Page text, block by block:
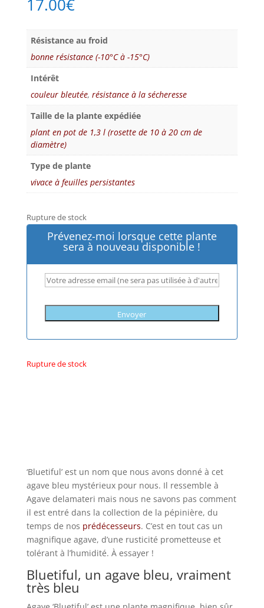
17.00€
Résistance au froid
bonne résistance (-10°C à -15°C)
Intérêt
couleur bleutée, résistance à la sécheresse
Taille de la plante expédiée
plant en pot de 1,3 l (rosette de 10 à 20 cm de
diamètre)
Type de plante
vivace à feuilles persistantes
Rupture de stock
Prévenez-moi lorsque cette plante
sera à nouveau disponible !
Rupture de stock
‘Bluetiful’ est un nom que nous avons donné à cet
agave bleu mystérieux pour nous. Il ressemble à
Agave delamateri mais nous ne savons pas comment
il est entré dans la collection de la pépinière, du
temps de nos prédécesseurs. C’est en tout cas un
magnifique agave, d’une rusticité prometteuse et
tolérant à l’humidité. À essayer !
Bluetiful, un agave bleu, vraiment
très bleu